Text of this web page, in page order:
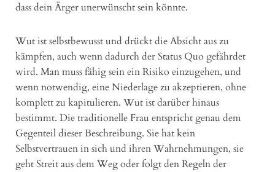
dass dein Ärger unerwünscht sein könnte.
Wut ist selbstbewusst und drückt die Absicht aus zu
kämpfen, auch wenn dadurch der Status Quo gefährdet
wird. Man muss fähig sein ein Risiko einzugehen, und
wenn notwendig, eine Niederlage zu akzeptieren, ohne
komplett zu kapitulieren. Wut ist darüber hinaus
bestimmt. Die traditionelle Frau entspricht genau dem
Gegenteil dieser Beschreibung. Sie hat kein
Selbstvertrauen in sich und ihren Wahrnehmungen, sie
geht Streit aus dem Weg oder folgt den Regeln der